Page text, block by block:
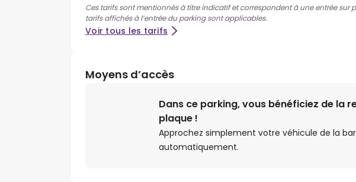
Ces tarifs sont mentionnés à titre indicatif et correspondent à une entrée sur
tarifs affichés à l’entrée du parking sont applicables.
Voir tous les tarifs
Moyens d’accès
Dans ce parking, vous bénéficiez de la
plaque !
Approchez simplement votre véhicule de la
automatiquement.